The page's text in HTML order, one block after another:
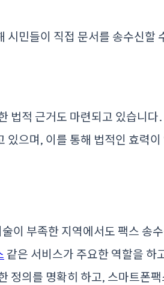
민들이 직접 문서를 송수신할
법적 근거도 마련되고 있습니다
으며, 이를 통해 법적인 효력
이 부족한 지역에서도 팩스 송
같은 서비스가 주요한 역할을 하
정의를 명확히 하고, 스마트폰